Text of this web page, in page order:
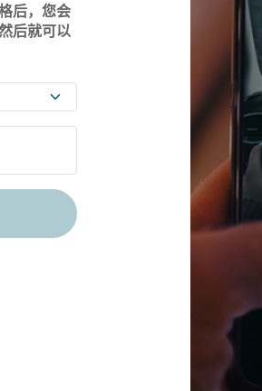
后，您会
后就可以